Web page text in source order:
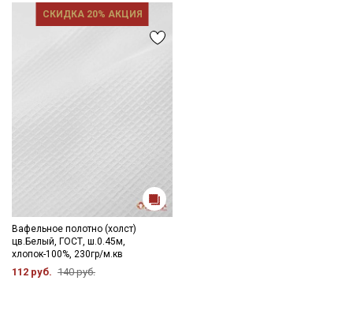
СКИДКА 20% АКЦИЯ
Вафельное полотно (холст)
цв.Белый, ГОСТ, ш.0.45м,
хлопок-100%, 230гр/м.кв
112 руб. 140 руб.